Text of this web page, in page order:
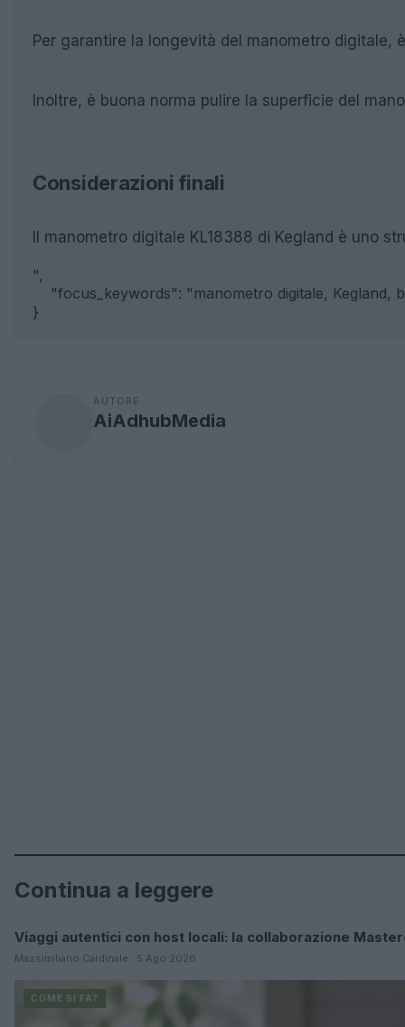
Per garantire la longevità del manometro
Inoltre, è buona norma pulire la superficie del
Considerazioni finali
Il manometro digitale KL18388 di Kegland è uno
",
"focus_keywords": "manometro digitale, Kegland,
AUTORE
AiAdhubMedia
Continua a leggere
COME SI FA?
Viaggi autentici con host locali: la collaborazione
Massimiliano Cardinale · 5 Ago 2026
COME SI FA?